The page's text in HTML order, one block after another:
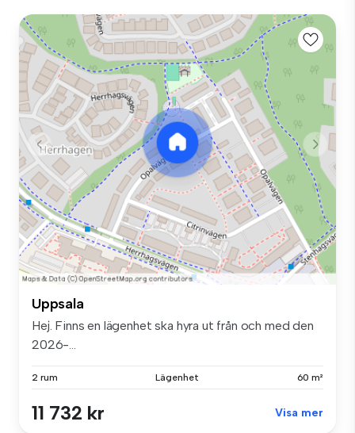
Uppsala
Hej. Finns en lägenhet ska hyra ut från och med den
2026-...
2 rum Lägenhet 60 m²
11 732 kr Visa mer